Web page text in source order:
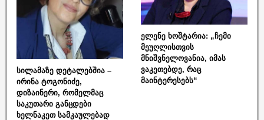
სილამაზე დეტალებშია –
ირინა ტოგონიძე,
დიზაინერი, რომელმაც
საკუთარი განცდები
ხელნაკეთ სამკაულებად
ელენე ხოშტარია: „ჩემი
მეუღლისთვის
მნიშვნელოვანია, იმას
ვაკეთებდე, რაც
მაინტერესებს“